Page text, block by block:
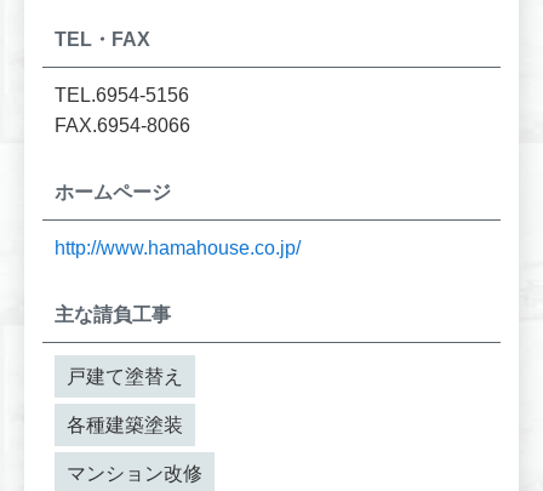
TEL・FAX
TEL.6954-5156
FAX.6954-8066
ホームページ
http://www.hamahouse.co.jp/
主な請負工事
戸建て塗替え
各種建築塗装
マンション改修